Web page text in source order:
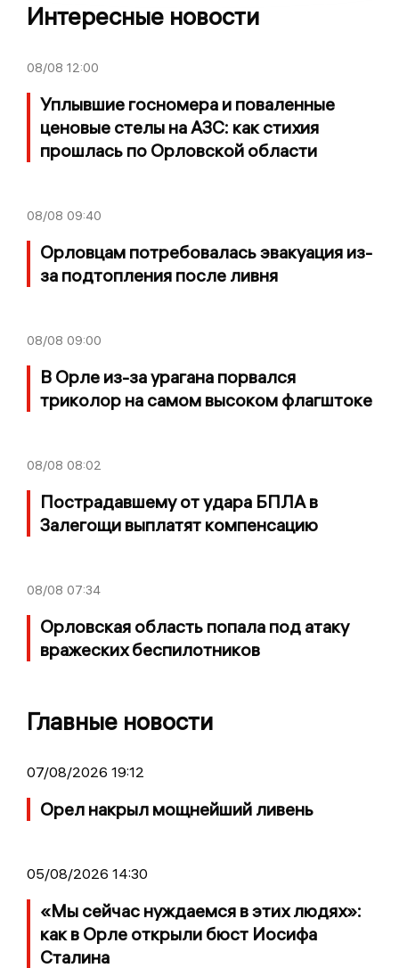
Интересные новости
08/08 12:00
Уплывшие госномера и поваленные
ценовые стелы на АЗС: как стихия
прошлась по Орловской области
08/08 09:40
Орловцам потребовалась эвакуация из-
за подтопления после ливня
08/08 09:00
В Орле из-за урагана порвался
триколор на самом высоком флагштоке
08/08 08:02
Пострадавшему от удара БПЛА в
Залегощи выплатят компенсацию
08/08 07:34
Орловская область попала под атаку
вражеских беспилотников
Главные новости
07/08/2026 19:12
Орел накрыл мощнейший ливень
05/08/2026 14:30
«Мы сейчас нуждаемся в этих людях»:
как в Орле открыли бюст Иосифа
Сталина